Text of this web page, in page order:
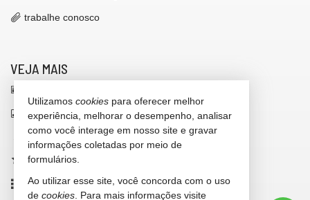
Sala de Jogos
Quadra Esportiva
Spa
Espaço Fitness
Portaria 24h
Portão Eletrônico
Brinquedoteca
Quiosque Externo
Piscina Infantil
Bicicletário
trabalhe conosco
VEJA MAIS
indicadores financeiros
cadastre seu imóvel
imóveis favoritos
mapa de imóveis
Utilizamos cookies para oferecer melhor
experiência, melhorar o desempenho, analisar
como você interage em nosso site e gravar
informações coletadas por meio de
formulários.
Ao utilizar esse site, você concorda com o uso
de cookies . Para mais informações visite